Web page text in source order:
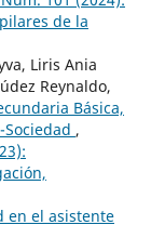
de la
Liris Ania
Reynaldo,
Básica,
,
en el asistente